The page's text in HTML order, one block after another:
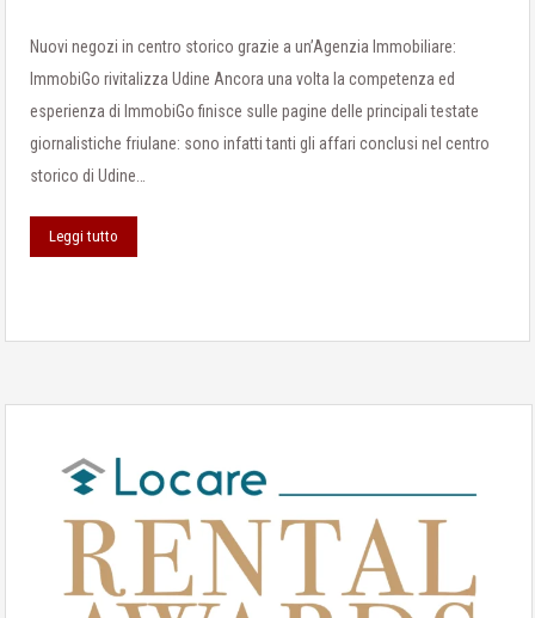
Nuovi negozi in centro storico grazie a un’Agenzia Immobiliare:
ImmobiGo rivitalizza Udine Ancora una volta la competenza ed
esperienza di ImmobiGo finisce sulle pagine delle principali testate
giornalistiche friulane: sono infatti tanti gli affari conclusi nel centro
storico di Udine…
Leggi tutto